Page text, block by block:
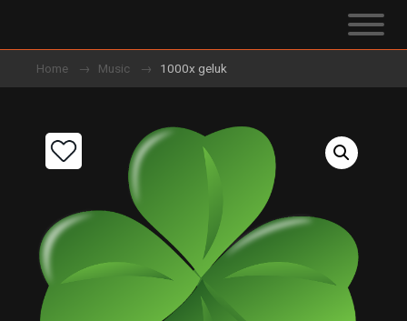
Home Music 1000x geluk